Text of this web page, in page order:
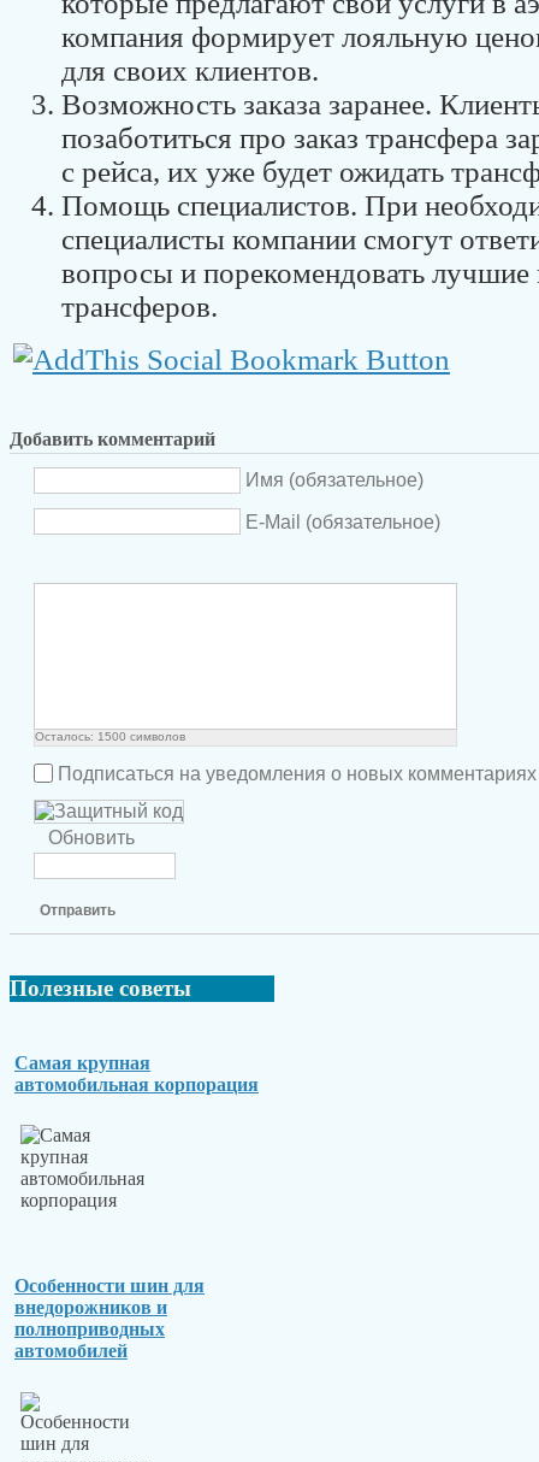
компания формирует лояльную
для своих клиентов.
Возможность заказа заранее.
позаботиться про заказ трансфера
с рейса, их уже будет ожидать
Помощь специалистов. При
специалисты компании смогут
вопросы и порекомендовать лучшие
трансферов.
Добавить комментарий
Имя (обязательное)
E-Mail (обязательное)
Осталось: 1500 символов
Подписаться на уведомления о новых комментариях
Обновить
Отправить
Полезные советы
Самая крупная
автомобильная корпорация
Особенности шин для
внедорожников и
полноприводных
автомобилей